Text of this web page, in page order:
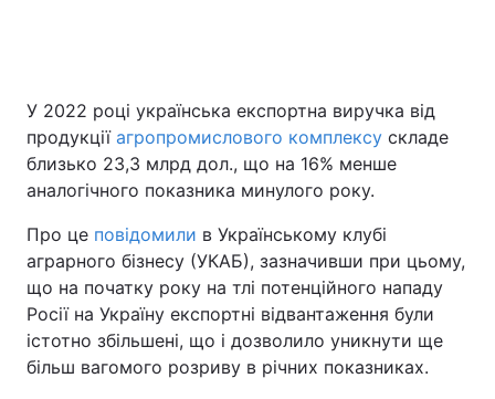
У 2022 році українська експортна виручка від
продукції агропромислового комплексу складе
близько 23,3 млрд дол., що на 16% менше
аналогічного показника минулого року.
Про це повідомили в Українському клубі
аграрного бізнесу (УКАБ), зазначивши при цьому,
що на початку року на тлі потенційного нападу
Росії на Україну експортні відвантаження були
істотно збільшені, що і дозволило уникнути ще
більш вагомого розриву в річних показниках.